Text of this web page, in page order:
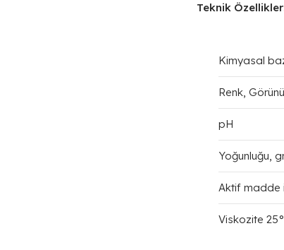
Teknik
Kimyasal
Renk,
pH
Yoğunluğu,
Aktif madde
Viskozite